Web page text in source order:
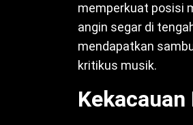
memperkuat posisi
angin segar di
mendapatkan
kritikus musik.